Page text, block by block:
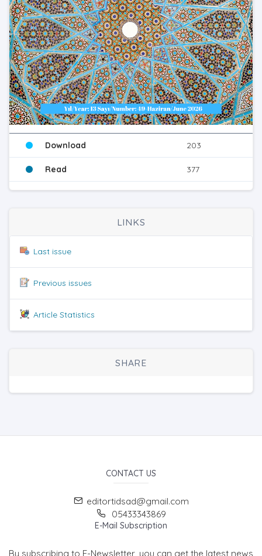
Download 203
Read 377
LINKS
Last issue
Previous issues
Article Statistics
SHARE
CONTACT US
editortidsad@gmail.com
05433343869
E-Mail Subscription
By subscribing to E-Newsletter, you can get the latest news